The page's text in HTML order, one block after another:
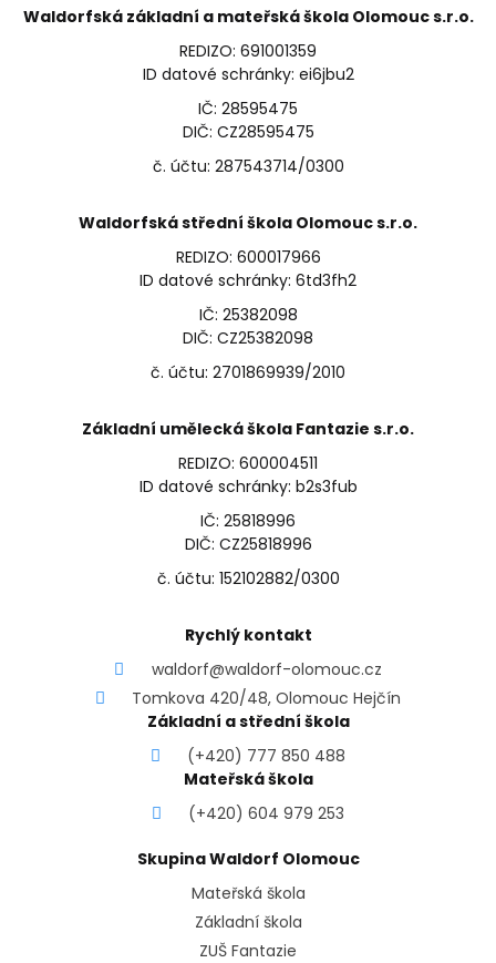
Waldorfská základní a mateřská škola Olomouc s.r.o.
REDIZO: 691001359
ID datové schránky: ei6jbu2
IČ: 28595475
DIČ: CZ28595475
č. účtu: 287543714/0300
Waldorfská střední škola Olomouc s.r.o.
REDIZO: 600017966
ID datové schránky: 6td3fh2
IČ: 25382098
DIČ: CZ25382098
č. účtu: 2701869939/2010
Základní umělecká škola Fantazie s.r.o.
REDIZO: 600004511
ID datové schránky: b2s3fub
IČ: 25818996
DIČ: CZ25818996
č. účtu: 152102882/0300
Rychlý kontakt
waldorf@waldorf-olomouc.cz
Tomkova 420/48, Olomouc Hejčín
Základní a střední škola
(+420) 777 850 488
Mateřská škola
(+420) 604 979 253
Skupina Waldorf Olomouc
Mateřská škola
Základní škola
ZUŠ Fantazie